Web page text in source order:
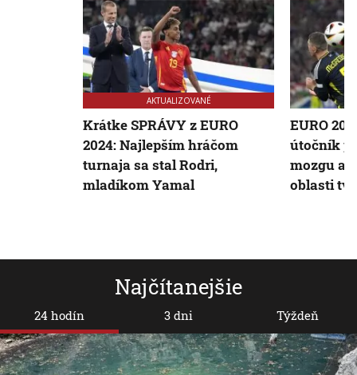
Najčítanejšie
24 hodín 3 dni Týždeň
AKTUALIZOVANÉ
Krátke SPRÁVY z EURO
2024: Najlepším hráčom
turnaja sa stal Rodri,
mladíkom Yamal
EURO
útočník
mozgu a
oblasti